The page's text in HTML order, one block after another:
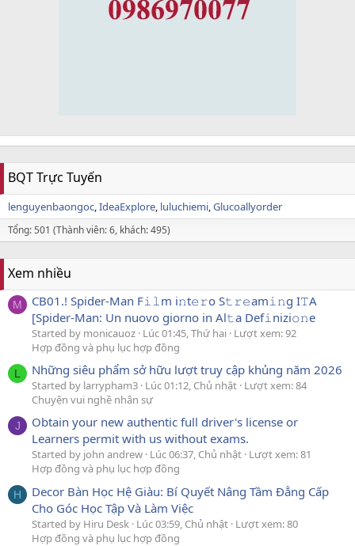
BQT Trực Tuyến
lenguyenbaongoc IdeaExplore luluchiemi Glucoallyorder
Tổng: 501 (Thành viên: 6, khách: 495)
Xem nhiều
M
CB01.! Spider-Man F𝚒𝚕m i𝚗t𝚎𝚛o S𝚝𝚛𝚎am𝚒𝚗g I𝚃A
[Spider-Man: Un nuovo giorno in Al𝚝a Def𝚒nizi𝚘𝚗e
Started by monicauoz Lúc 01:45, Thứ hai Lượt xem: 92
Hợp đồng và phụ lục hợp đồng
L Những siêu phẩm sở hữu lượt truy cập khủng năm 2026
Started by larrypham3 Lúc 01:12, Chủ nhật Lượt xem: 84
Chuyện vui nghề nhân sự
J
Obtain your new authentic full driver's license or
Learners permit with us without exams.
Started by john andrew Lúc 06:37, Chủ nhật Lượt xem: 81
Hợp đồng và phụ lục hợp đồng
H
Decor Bàn Học Hệ Giàu: Bí Quyết Nâng Tầm Đẳng Cấp
Cho Góc Học Tập Và Làm Việc
Started by Hiru Desk Lúc 03:59, Chủ nhật Lượt xem: 80
Hợp đồng và phụ lục hợp đồng